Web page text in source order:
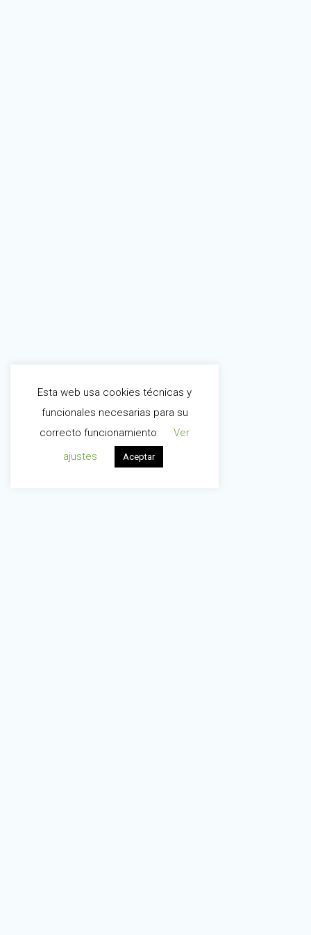
Esta web usa cookies técnicas y
funcionales necesarias para su
correcto funcionamiento
Ver
ajustes
Aceptar